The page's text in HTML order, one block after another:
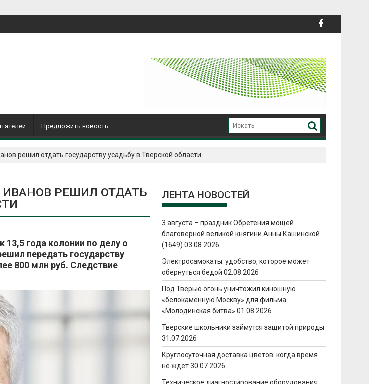
Предложить новость
решил отдать государству усадьбу в Тверской области
РЕШИЛ ОТДАТЬ
года колонии по делу о
передать государству
800 млн руб. Следствие
ЛЕНТА НОВОСТЕЙ
3 августа – праздник Обретения мощей
благоверной великой княгини Анны Кашинской
(1649) 03.08.2026
Электросамокаты: удобство, которое может
обернуться бедой 02.08.2026
Под Тверью огонь уничтожил киношную
«белокаменную Москву» для фильма
«Молодинская битва» 01.08.2026
Тверские школьники займутся защитой природы
31.07.2026
Круглосуточная доставка цветов: когда время
не ждёт 30.07.2026
Техническое диагностирование оборудования: